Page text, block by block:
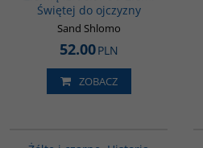
Świętej do ojczyzny
Sand Shlomo
52.00PLN
ZOBACZ